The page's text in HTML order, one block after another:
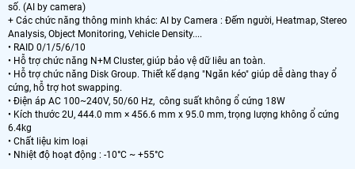
số. (AI by camera)
+ Các chức năng thông minh khác: AI by Camera : Đếm người, Heatmap, Stereo
Analysis, Object Monitoring, Vehicle Density....
• RAID 0/1/5/6/10
• Hỗ trợ chức năng N+M Cluster, giúp bảo vệ dữ liêu an toàn.
• Hỗ trợ chức năng Disk Group. Thiết kế dạng "Ngăn kéo" giúp dễ dàng thay ổ
cứng, hỗ trợ hot swapping.
• Điện áp AC 100~240V, 50/60 Hz, công suất không ổ cứng 18W
• Kích thước 2U, 444.0 mm × 456.6 mm x 95.0 mm, trọng lượng không ổ cứng
6.4kg
• Chất liệu kim loại
• Nhiệt độ hoạt động : -10°C ~ +55°C